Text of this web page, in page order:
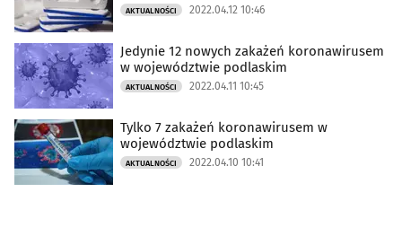
AKTUALNOŚCI 2022.04.12 10:46
Jedynie 12 nowych zakażeń koronawirusem
w województwie podlaskim
AKTUALNOŚCI 2022.04.11 10:45
Tylko 7 zakażeń koronawirusem w
województwie podlaskim
AKTUALNOŚCI 2022.04.10 10:41